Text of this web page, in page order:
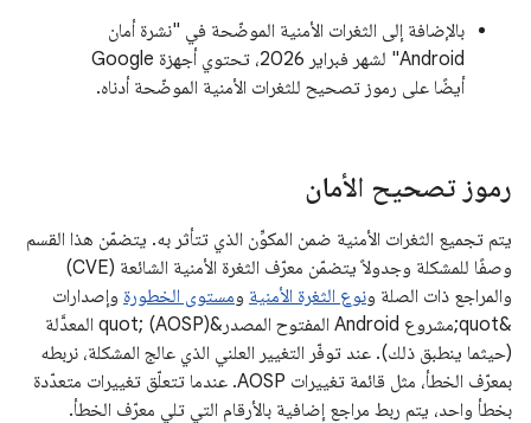
بالإضافة إلى الثغرات الأمنية الموضّحة في "نشرة أمان
Android" لشهر فبراير 2026، تحتوي أجهزة Google
أيضًا على رموز تصحيح للثغرات الأمنية الموضّحة أدناه.
رموز تصحيح الأمان
يتم تجميع الثغرات الأمنية ضمن المكوِّن الذي تتأثر به. يتضمّن هذا القسم
وصفًا للمشكلة وجدولاً يتضمّن معرّف الثغرة الأمنية الشائعة (CVE)
والمراجع ذات الصلة ونوع الثغرة الأمنية ومستوى الخطورة وإصدارات
&quot;مشروع Android المفتوح المصدر&quot; (AOSP) المعدَّلة
(حيثما ينطبق ذلك). عند توفّر التغيير العلني الذي عالج المشكلة، نربطه
بمعرّف الخطأ، مثل قائمة تغييرات AOSP. عندما تتعلّق تغييرات متعدّدة
بخطأ واحد، يتم ربط مراجع إضافية بالأرقام التي تلي معرّف الخطأ.